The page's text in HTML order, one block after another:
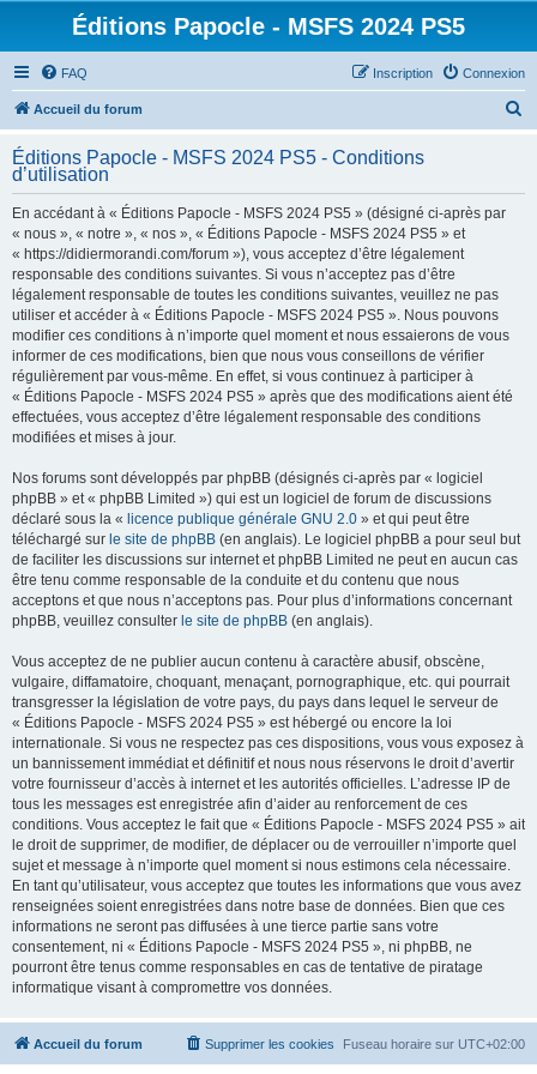
Éditions Papocle - MSFS 2024 PS5
FAQ Connexion
Inscription
Accueil du forum
h
Éditions Papocle - MSFS 2024 PS5 - Conditions
d’utilisation
En accédant à « Éditions Papocle - MSFS 2024 PS5 » (désigné ci-après par
« nous », « notre », « nos », « Éditions Papocle - MSFS 2024 PS5 » et
« https://didiermorandi.com/forum »), vous acceptez d’être légalement
responsable des conditions suivantes. Si vous n’acceptez pas d’être
légalement responsable de toutes les conditions suivantes, veuillez ne pas
utiliser et accéder à « Éditions Papocle - MSFS 2024 PS5 ». Nous pouvons
modifier ces conditions à n’importe quel moment et nous essaierons de vous
informer de ces modifications, bien que nous vous conseillons de vérifier
régulièrement par vous-même. En effet, si vous continuez à participer à
« Éditions Papocle - MSFS 2024 PS5 » après que des modifications aient été
effectuées, vous acceptez d’être légalement responsable des conditions
modifiées et mises à jour.
Nos forums sont développés par phpBB (désignés ci-après par « logiciel
phpBB » et « phpBB Limited ») qui est un logiciel de forum de discussions
déclaré sous la « licence publique générale GNU 2.0 » et qui peut être
téléchargé sur le site de phpBB (en anglais). Le logiciel phpBB a pour seul but
de faciliter les discussions sur internet et phpBB Limited ne peut en aucun cas
être tenu comme responsable de la conduite et du contenu que nous
acceptons et que nous n’acceptons pas. Pour plus d’informations concernant
phpBB, veuillez consulter le site de phpBB (en anglais).
Vous acceptez de ne publier aucun contenu à caractère abusif, obscène,
vulgaire, diffamatoire, choquant, menaçant, pornographique, etc. qui pourrait
transgresser la législation de votre pays, du pays dans lequel le serveur de
« Éditions Papocle - MSFS 2024 PS5 » est hébergé ou encore la loi
internationale. Si vous ne respectez pas ces dispositions, vous vous exposez à
un bannissement immédiat et définitif et nous nous réservons le droit d’avertir
votre fournisseur d’accès à internet et les autorités officielles. L’adresse IP de
tous les messages est enregistrée afin d’aider au renforcement de ces
conditions. Vous acceptez le fait que « Éditions Papocle - MSFS 2024 PS5 » ait
le droit de supprimer, de modifier, de déplacer ou de verrouiller n’importe quel
sujet et message à n’importe quel moment si nous estimons cela nécessaire.
En tant qu’utilisateur, vous acceptez que toutes les informations que vous avez
renseignées soient enregistrées dans notre base de données. Bien que ces
informations ne seront pas diffusées à une tierce partie sans votre
consentement, ni « Éditions Papocle - MSFS 2024 PS5 », ni phpBB, ne
pourront être tenus comme responsables en cas de tentative de piratage
informatique visant à compromettre vos données.
Accueil du forum Fuseau horaire sur UTC+02:00
Supprimer les cookies